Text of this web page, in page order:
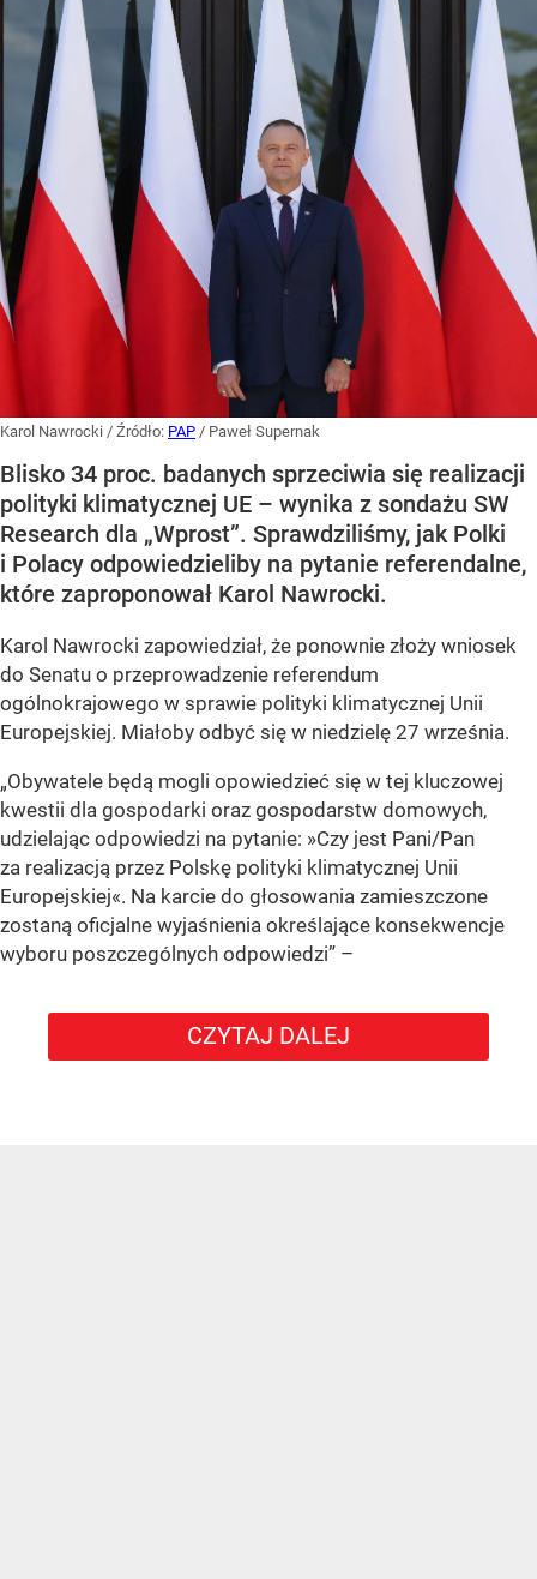
Karol Nawrocki / Źródło: PAP / Paweł Supernak
Blisko 34 proc. badanych sprzeciwia się realizacji
polityki klimatycznej UE – wynika z sondażu SW
Research dla „Wprost”. Sprawdziliśmy, jak Polki
i Polacy odpowiedzieliby na pytanie referendalne,
które zaproponował Karol Nawrocki.
Karol Nawrocki zapowiedział, że ponownie złoży wniosek
do Senatu o przeprowadzenie referendum
ogólnokrajowego w sprawie polityki klimatycznej Unii
Europejskiej. Miałoby odbyć się w niedzielę 27 września.
„Obywatele będą mogli opowiedzieć się w tej kluczowej
kwestii dla gospodarki oraz gospodarstw domowych,
udzielając odpowiedzi na pytanie: »Czy jest Pani/Pan
za realizacją przez Polskę polityki klimatycznej Unii
Europejskiej«. Na karcie do głosowania zamieszczone
zostaną oficjalne wyjaśnienia określające konsekwencje
wyboru poszczególnych odpowiedzi” –
CZYTAJ DALEJ